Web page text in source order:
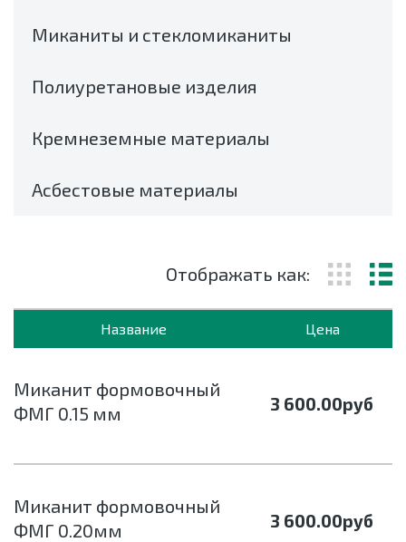
Отображать как:
Название Цена
Миканит формовочный
ФМГ 0.15 мм
3 600.00руб
Миканит формовочный
ФМГ 0.20мм
3 600.00руб
Миканиты и стекломиканиты
Полиуретановые изделия
Кремнеземные материалы
Асбестовые материалы